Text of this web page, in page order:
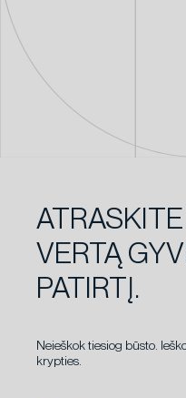
VERTĄ
PATIRTĮ.
Neieškok tiesiog būsto.
krypties.